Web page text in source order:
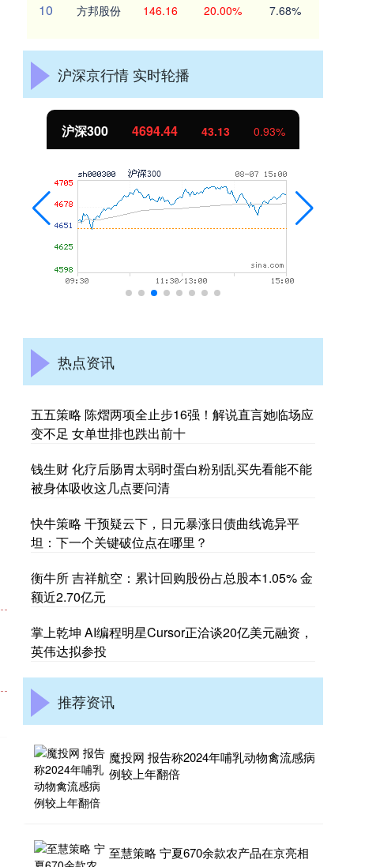
10 方邦股份 146.16 20.00% 7.68%
沪深京行情 实时轮播
北证50 1134.24 11.37 1.01%
热点资讯
五五策略 陈熠两项全止步16强！解说直言她临场应
变不足 女单世排也跌出前十
钱生财 化疗后肠胃太弱时蛋白粉别乱买先看能不能
被身体吸收这几点要问清
快牛策略 干预疑云下，日元暴涨日债曲线诡异平
坦：下一个关键破位点在哪里？
衡牛所 吉祥航空：累计回购股份占总股本1.05% 金
额近2.70亿元
掌上乾坤 AI编程明星Cursor正洽谈20亿美元融资，
英伟达拟参投
推荐资讯
魔投网 报告称2024年哺乳动物禽流感病
例较上年翻倍
至慧策略 宁夏670余款农产品在京亮相